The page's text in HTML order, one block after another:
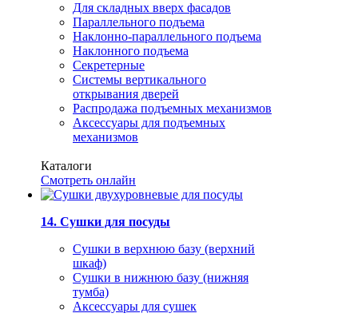
Для складных вверх фасадов
Параллельного подъема
Наклонно-параллельного подъема
Наклонного подъема
Секретерные
Системы вертикального
открывания дверей
Распродажа подъемных механизмов
Аксессуары для подъемных
механизмов
Каталоги
Смотреть онлайн
14. Сушки для посуды
Сушки в верхнюю базу (верхний
шкаф)
Сушки в нижнюю базу (нижняя
тумба)
Аксессуары для сушек